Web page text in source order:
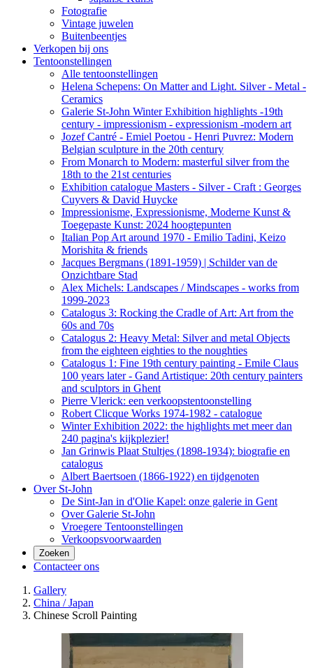
Fotografie
Vintage juwelen
Buitenbeentjes
Verkopen bij ons
Tentoonstellingen
Alle tentoonstellingen
Helena Schepens: On Matter and Light. Silver - Metal -
Ceramics
Galerie St-John Winter Exhibition highlights -19th
century - impressionism - expressionism -modern art
Jozef Cantré - Emiel Poetou - Henri Puvrez: Modern
Belgian sculpture in the 20th century
From Monarch to Modern: masterful silver from the
18th to the 21st centuries
Exhibition catalogue Masters - Silver - Craft : Georges
Cuyvers & David Huycke
Impressionisme, Expressionisme, Moderne Kunst &
Toegepaste Kunst: 2024 hoogtepunten
Italian Pop Art around 1970 - Emilio Tadini, Keizo
Morishita & friends
Jacques Bergmans (1891-1959) | Schilder van de
Onzichtbare Stad
Alex Michels: Landscapes / Mindscapes - works from
1999-2023
Catalogus 3: Rocking the Cradle of Art: Art from the
60s and 70s
Catalogus 2: Heavy Metal: Silver and metal Objects
from the eighteen eighties to the noughties
Catalogus 1: Fine 19th century painting - Emile Claus
100 years later - Gand Artistique: 20th century painters
and sculptors in Ghent
Pierre Vlerick: een verkoopstentoonstelling
Robert Clicque Works 1974-1982 - catalogue
Winter Exhibition 2022: the highlights met meer dan
240 pagina's kijkplezier!
Jan Grinwis Plaat Stultjes (1898-1934): biografie en
catalogus
Albert Baertsoen (1866-1922) en tijdgenoten
Over St-John
De Sint-Jan in d'Olie Kapel: onze galerie in Gent
Over Galerie St-John
Vroegere Tentoonstellingen
Verkoopsvoorwaarden
Zoeken
Contacteer ons
Gallery
China / Japan
Chinese Scroll Painting